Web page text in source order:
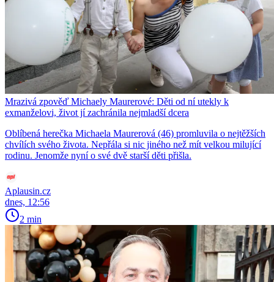
Mrazivá zpověď Michaely Maurerové: Děti od ní utekly k
exmanželovi, život jí zachránila nejmladší dcera
Oblíbená herečka Michaela Maurerová (46) promluvila o nejtěžších
chvílích svého života. Nepřála si nic jiného než mít velkou milující
rodinu. Jenomže nyní o své dvě starší děti přišla.
Aplausin.cz
dnes, 12:56
2 min